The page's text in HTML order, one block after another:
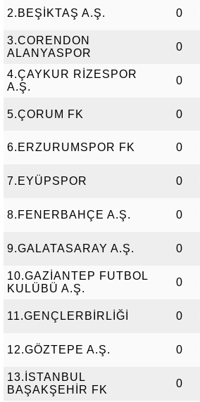
2.BEŞİKTAŞ A.Ş. 0
3.CORENDON
ALANYASPOR
0
4.ÇAYKUR RİZESPOR
A.Ş.
0
5.ÇORUM FK 0
6.ERZURUMSPOR FK 0
7.EYÜPSPOR 0
8.FENERBAHÇE A.Ş. 0
9.GALATASARAY A.Ş. 0
10.GAZİANTEP FUTBOL
KULÜBÜ A.Ş.
0
11.GENÇLERBİRLİĞİ 0
12.GÖZTEPE A.Ş. 0
13.İSTANBUL
BAŞAKŞEHİR FK
0